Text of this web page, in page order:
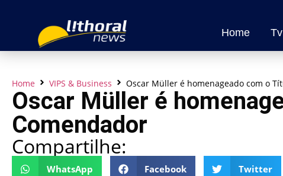
Home Tv
Home VIPS & Business Oscar Müller é homenageado com o
Oscar Müller é
Comendador
Compartilhe:
WhatsApp Facebook Twitter